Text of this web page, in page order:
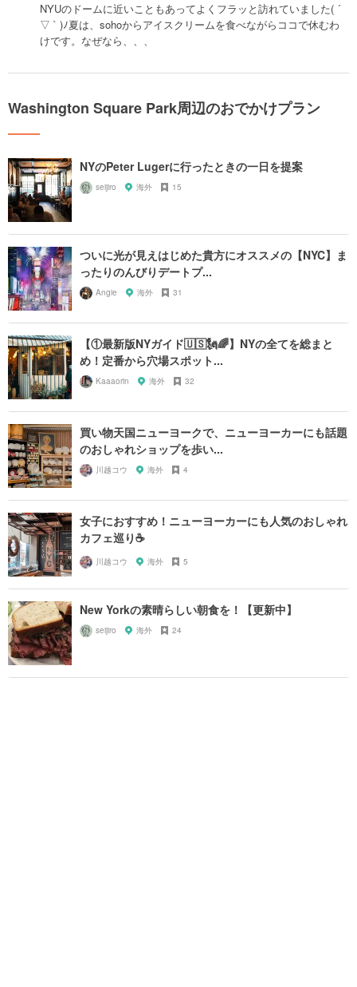
NYUのドームに近いこともあってよくフラッと訪れていました( ´
▽ ` )ﾉ夏は、sohoからアイスクリームを食べながらココで休むわ
けです。なぜなら、、、
Washington Square Park周辺のおでかけプラン
NYのPeter Lugerに行ったときの一日を提案
seijiro 海外 15
ついに光が見えはじめた貴方にオススメの【NYC】ま
ったりのんびりデートプ...
Angie 海外 31
【①最新版NYガイド🇺🇸🗽🌈】NYの全てを総まと
め！定番から穴場スポット...
Kaaaorin 海外 32
買い物天国ニューヨークで、ニューヨーカーにも話題
のおしゃれショップを歩い...
川越コウ 海外 4
女子におすすめ！ニューヨーカーにも人気のおしゃれ
カフェ巡り☕️
川越コウ 海外 5
New Yorkの素晴らしい朝食を！【更新中】
seijiro 海外 24